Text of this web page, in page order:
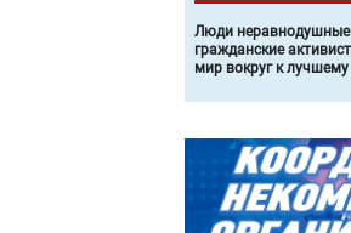
Люди неравнодушные
гражданские
мир вокруг к лучшему